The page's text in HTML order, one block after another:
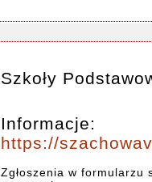
Szkoły
Informacje:
https://
Zgłoszenia w